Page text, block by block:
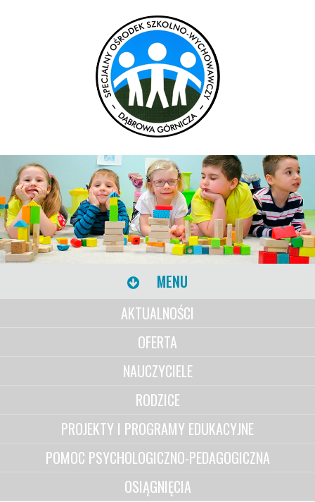
MENU
AKTUALNOŚCI
OFERTA
NAUCZYCIELE
RODZICE
PROJEKTY I PROGRAMY EDUKACYJNE
POMOC PSYCHOLOGICZNO-PEDAGOGICZNA
OSIĄGNIĘCIA